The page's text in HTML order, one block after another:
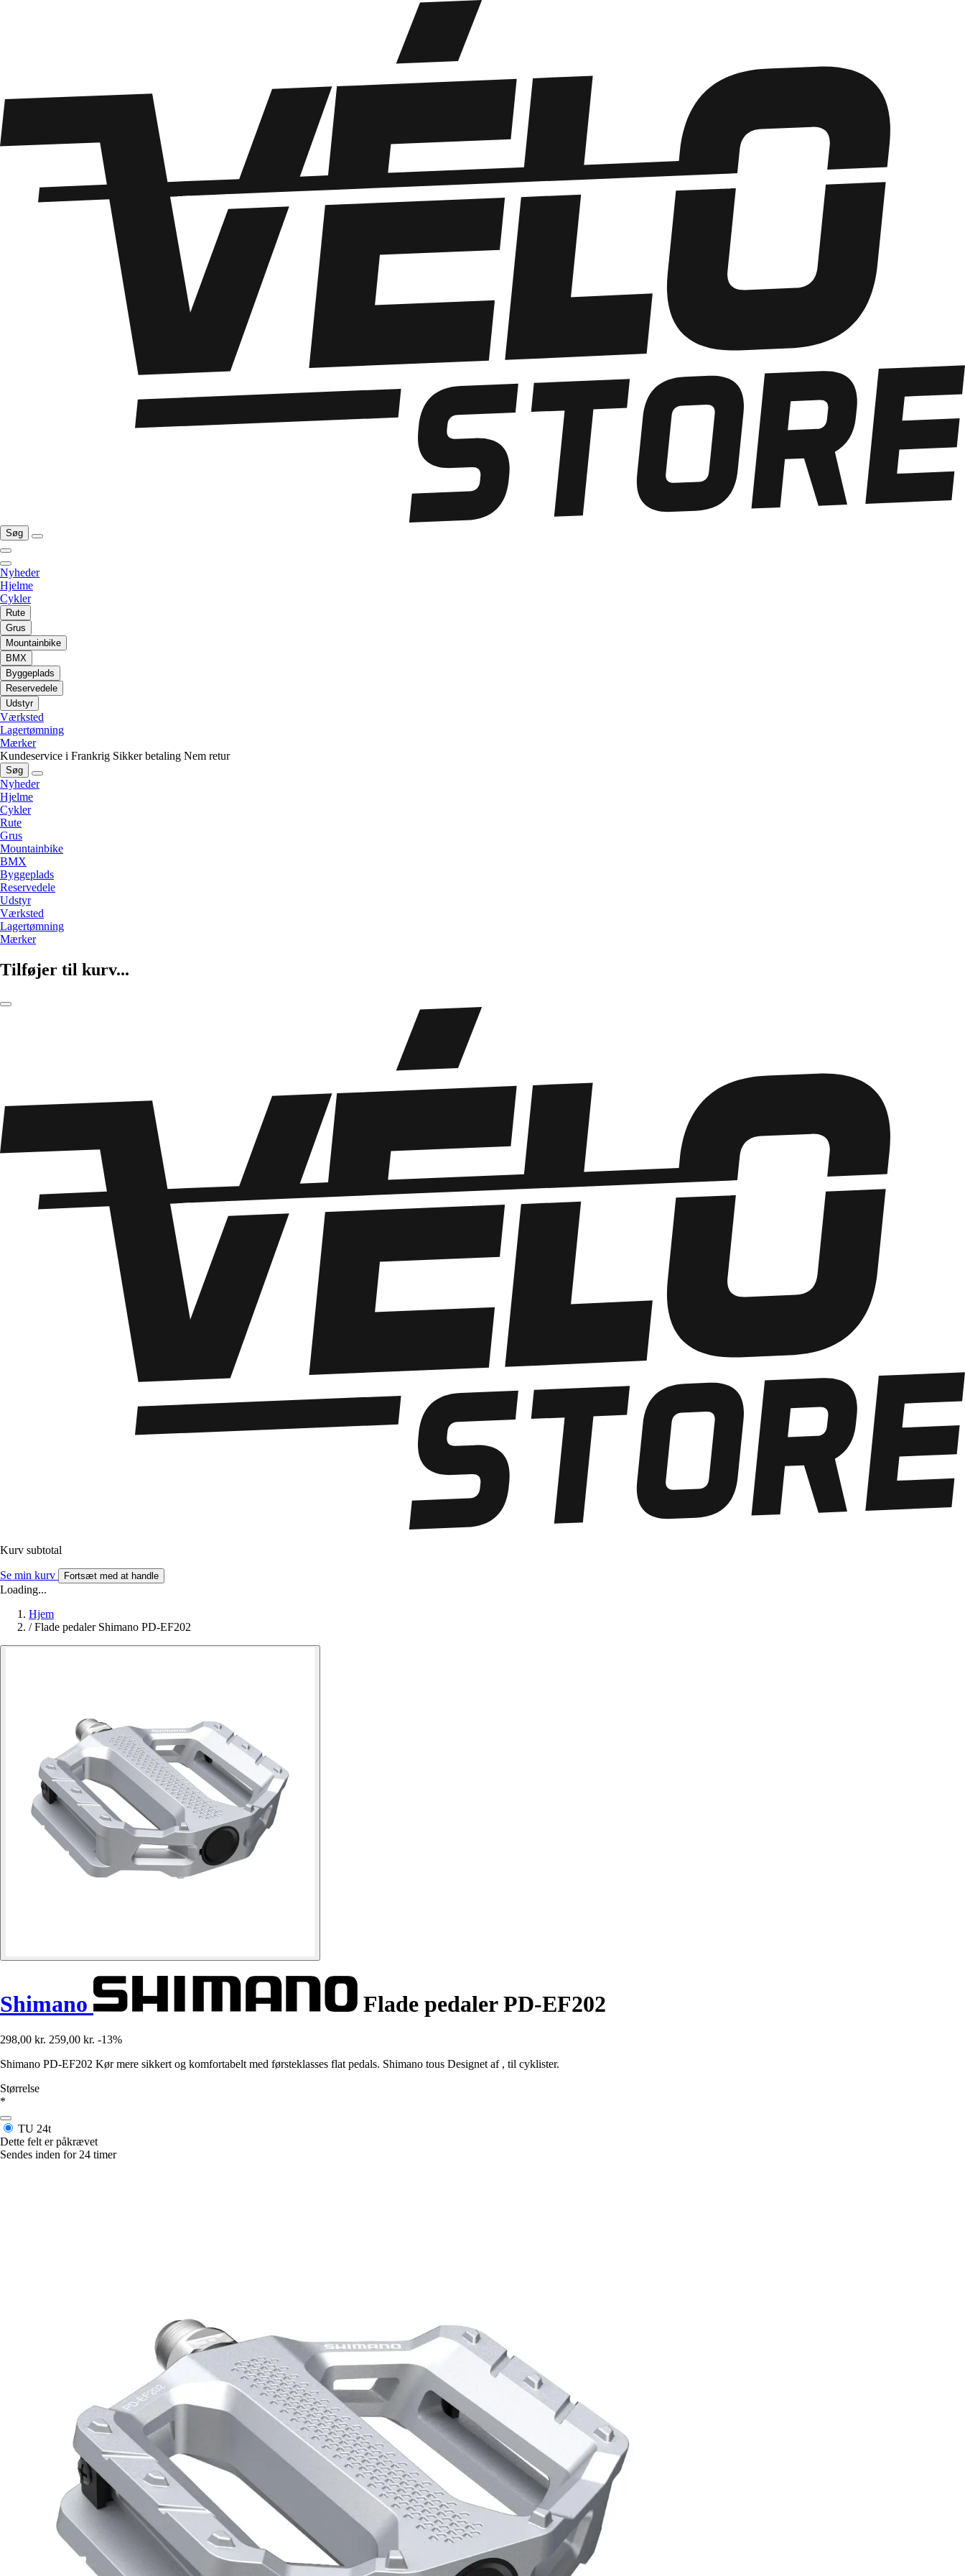
Søg
Nyheder
Hjelme
Cykler
Rute
Grus
Mountainbike
BMX
Byggeplads
Reservedele
Udstyr
Værksted
Lagertømning
Mærker
Kundeservice i Frankrig Sikker betaling Nem retur
Søg
Nyheder
Hjelme
Cykler
Rute
Grus
Mountainbike
BMX
Byggeplads
Reservedele
Udstyr
Værksted
Lagertømning
Mærker
Tilføjer til kurv...
Kurv subtotal
Se min kurv Fortsæt med at handle
Loading...
Hjem
/ Flade pedaler Shimano PD-EF202
Shimano Flade pedaler PD-EF202
298,00 kr. 259,00 kr. -13%
Shimano PD-EF202 Kør mere sikkert og komfortabelt med førsteklasses flat pedals. Shimano tous Designet af , til cyklister.
Størrelse
*
TU 24t
Dette felt er påkrævet
Sendes inden for 24 timer